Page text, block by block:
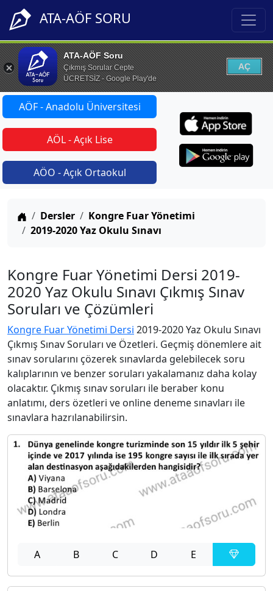
ATA-AÖF SORU
ATA-AÖF Soru
Çıkmış Sorular Cepte
ÜCRETSİZ - Google Play'de
AÇ
AÖF - Anadolu Üniversitesi
AÖL - Açık Lise
AÖO - Açık Ortaokul
Anasayfa
Dersler
Kongre Fuar Yönetimi
2019-2020 Yaz Okulu Sınavı
Kongre Fuar Yönetimi Dersi 2019-
2020 Yaz Okulu Sınavı Çıkmış Sınav
Soruları ve Çözümleri
Kongre Fuar Yönetimi Dersi 2019-2020 Yaz Okulu Sınavı
Çıkmış Sınav Soruları ve Özetleri. Geçmiş dönemlere ait
sınav sorularını çözerek sınavlarda gelebilecek soru
kalıplarının ve benzer soruları yakalamanız daha kolay
olacaktır. Çıkmış sınav soruları ile beraber konu
anlatımı, ders özetleri ve online deneme sınavları ile
sınavlara hazrılanabilirsin.
A B C D E